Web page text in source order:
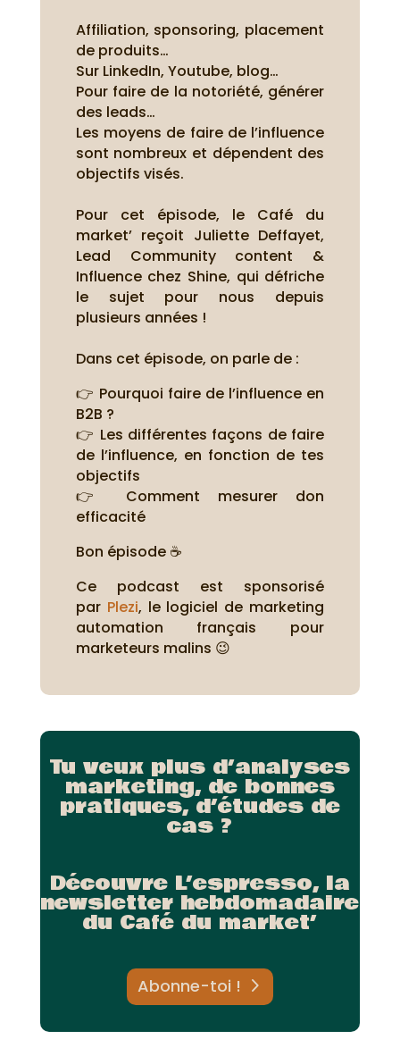
Affiliation, sponsoring, placement
de produits…
Sur LinkedIn, Youtube, blog…
Pour faire de la notoriété, générer
des leads…
Les moyens de faire de l’influence
sont nombreux et dépendent des
objectifs visés.
Pour cet épisode, le Café du
market’ reçoit Juliette Deffayet,
Lead Community content &
Influence chez Shine, qui défriche
le sujet pour nous depuis
plusieurs années !
Dans cet épisode, on parle de :
👉 Pourquoi faire de l’influence en
B2B ?
👉 Les différentes façons de faire
de l’influence, en fonction de tes
objectifs
👉 Comment mesurer don
efficacité
Bon épisode ☕
Ce podcast est sponsorisé
par Plezi, le logiciel de marketing
automation français pour
marketeurs malins 😉
Tu veux plus d’analyses
marketing, de bonnes
pratiques, d’études de
cas ?
Découvre L’espresso, la
newsletter hebdomadaire
du Café du market’
Abonne-toi !